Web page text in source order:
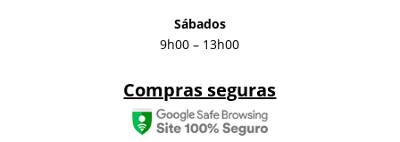
Sábados
9h00 – 13h00
Compras seguras